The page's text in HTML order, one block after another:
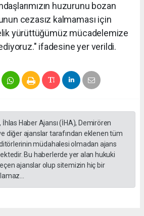
huzurunu bozan
cezasız kalmaması için
yürüttüğümüz mücadelemize
ifadesine yer verildi.
Haber Ajansı (İHA), Demirören
diğer ajanslar tarafından eklenen tüm
müdahalesi olmadan ajans
Bu haberlerde yer alan hukuki
ajanslar olup sitemizin hiç bir